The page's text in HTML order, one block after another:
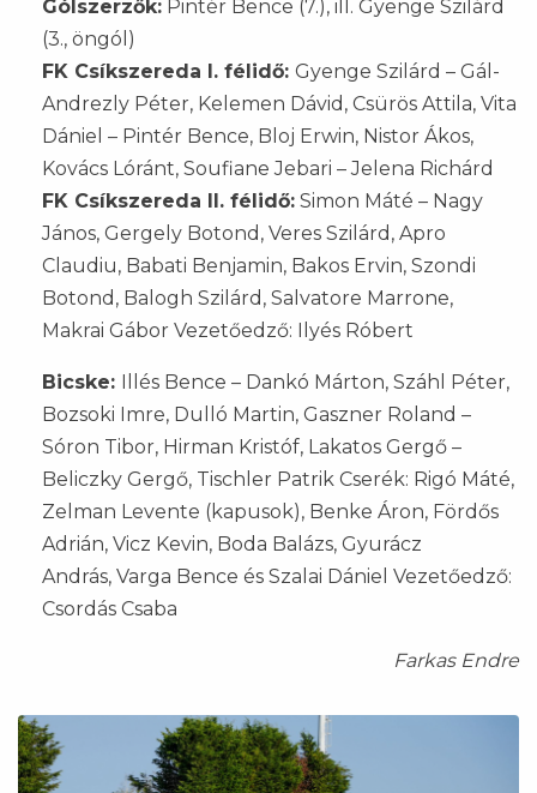
Gólszerzők: Pintér Bence (7.), ill. Gyenge Szilárd
(3., öngól)
FK Csíkszereda I. félidő: Gyenge Szilárd – Gál-
Andrezly Péter, Kelemen Dávid, Csürös Attila, Vita
Dániel – Pintér Bence, Bloj Erwin, Nistor Ákos,
Kovács Lóránt, Soufiane Jebari – Jelena Richárd
FK Csíkszereda II. félidő: Simon Máté – Nagy
János, Gergely Botond, Veres Szilárd, Apro
Claudiu, Babati Benjamin, Bakos Ervin, Szondi
Botond, Balogh Szilárd, Salvatore Marrone,
Makrai Gábor Vezetőedző: Ilyés Róbert
Bicske: Illés Bence – Dankó Márton, Száhl Péter,
Bozsoki Imre, Dulló Martin, Gaszner Roland –
Sóron Tibor, Hirman Kristóf, Lakatos Gergő –
Beliczky Gergő, Tischler Patrik Cserék: Rigó Máté,
Zelman Levente (kapusok), Benke Áron, Fördős
Adrián, Vicz Kevin, Boda Balázs, Gyurácz
András, Varga Bence és Szalai Dániel Vezetőedző:
Csordás Csaba
Farkas Endre